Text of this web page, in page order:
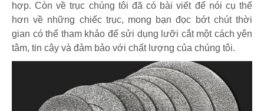
hợp. Còn về trục chúng tôi đã có bài viết để nói cụ thể
hơn về những chiếc trục, mong bạn đọc bớt chút thời
gian có thể tham khảo để sửi dụng lưỡi cắt một cách yên
tâm, tin cậy và đảm bảo với chất lượng của chúng tôi.